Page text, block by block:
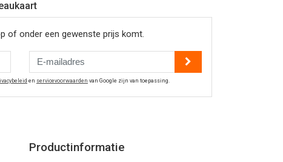
of onder een gewenste prijs komt.
en servicevoorwaarden van Google zijn van toepassing.
Productinformatie